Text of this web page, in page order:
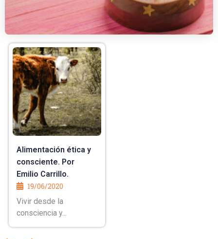
Alimentación ética y
consciente. Por
Emilio Carrillo.
19/06/2020
Vivir desde la
consciencia y...